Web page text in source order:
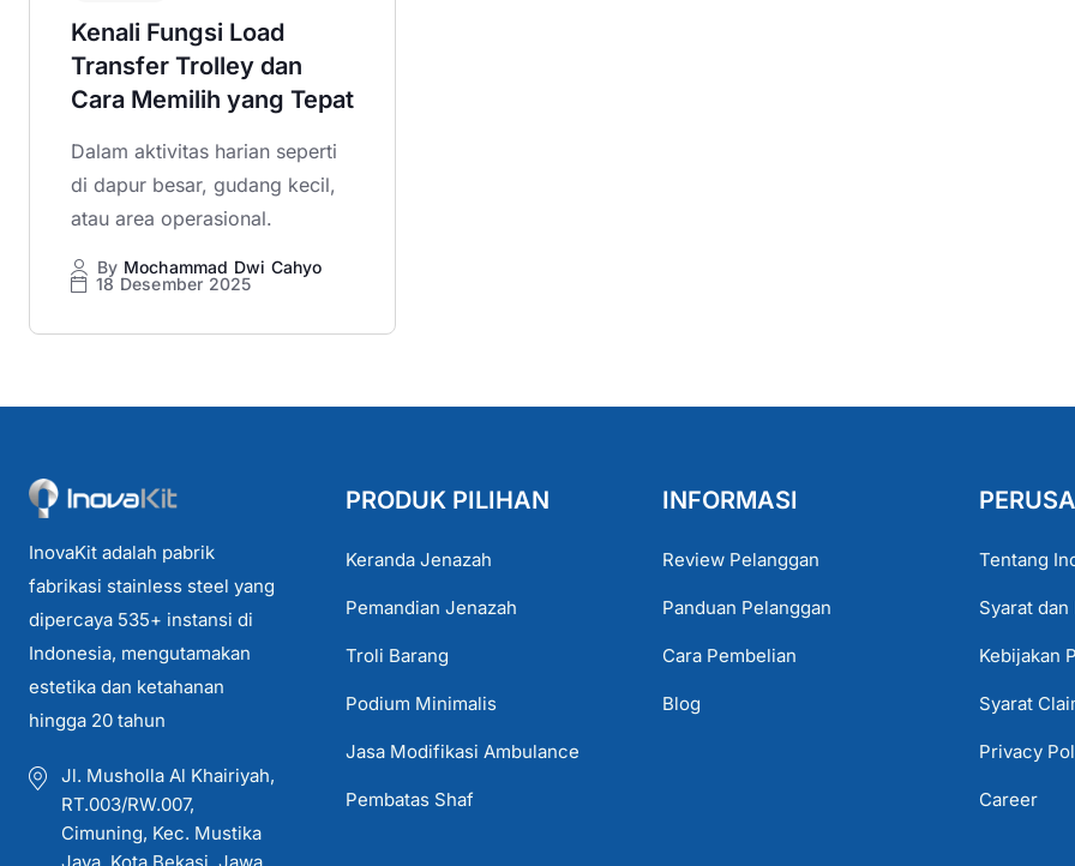
Kenali Fungsi Load
Transfer Trolley dan
Cara Memilih yang Tepat
Dalam aktivitas harian seperti
di dapur besar, gudang kecil,
atau area operasional.
By Mochammad Dwi Cahyo
18 Desember 2025
InovaKit adalah pabrik
fabrikasi stainless steel yang
dipercaya 535+ instansi di
Indonesia, mengutamakan
estetika dan ketahanan
hingga 20 tahun
Jl. Musholla Al Khairiyah,
RT.003/RW.007,
Cimuning, Kec. Mustika
PRODUK PILIHAN
Keranda Jenazah
Pemandian Jenazah
Troli Barang
Podium Minimalis
Jasa Modifikasi Ambulance
Pembatas Shaf
INFORMASI
Review Pelanggan
Panduan Pelanggan
Cara Pembelian
Blog
Tentang
Syarat
Kebijakan
Syarat
Privacy
Career